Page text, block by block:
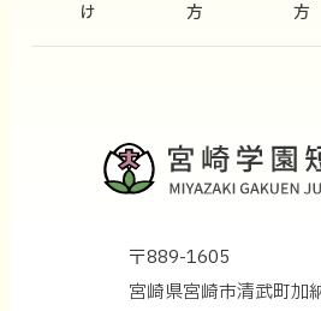
け
方
方
〒889-1605
宮崎県宮崎市清武町加